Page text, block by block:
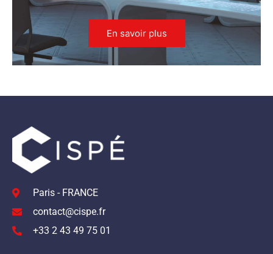
En savoir plus
Paris - FRANCE
contact@cispe.fr
+33 2 43 49 75 01